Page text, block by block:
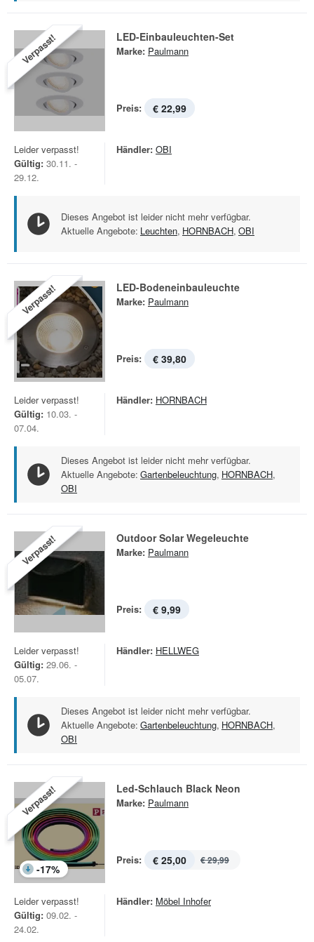
Verpasst! LED-Einbauleuchten-Set
Marke: Paulmann
Preis: € 22,99
Leider verpasst!
Gültig: 30.11. -
29.12.
Händler: OBI
Dieses Angebot ist leider nicht mehr verfügbar.
Aktuelle Angebote: Leuchten, HORNBACH, OBI
Verpasst! LED-Bodeneinbauleuchte
Marke: Paulmann
Preis: € 39,80
Leider verpasst!
Gültig: 10.03. -
07.04.
Händler: HORNBACH
Dieses Angebot ist leider nicht mehr verfügbar.
Aktuelle Angebote: Gartenbeleuchtung, HORNBACH,
OBI
Verpasst! Outdoor Solar Wegeleuchte
Marke: Paulmann
Preis: € 9,99
Leider verpasst!
Gültig: 29.06. -
05.07.
Händler: HELLWEG
Dieses Angebot ist leider nicht mehr verfügbar.
Aktuelle Angebote: Gartenbeleuchtung, HORNBACH,
OBI
Verpasst!
-17%
Led-Schlauch Black Neon
Marke: Paulmann
Preis: € 25,00 € 29,99
Leider verpasst!
Gültig: 09.02. -
24.02.
Händler: Möbel Inhofer